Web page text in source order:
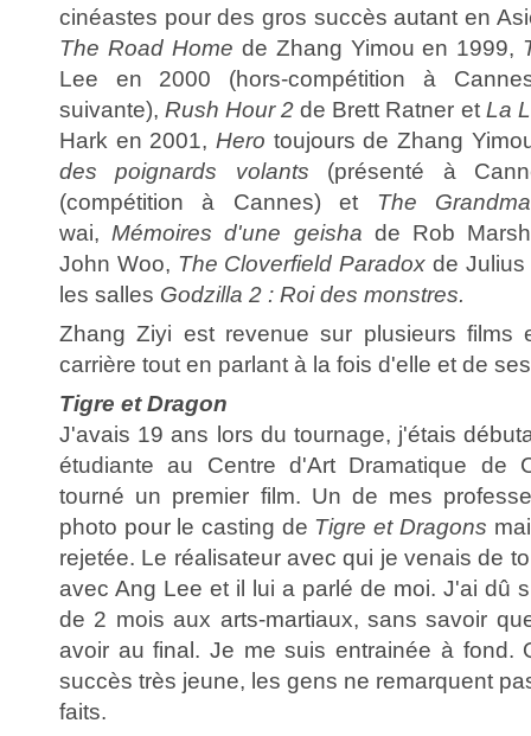
cinéastes pour des gros succès autant en
The Road Home de Zhang Yimou en 1999,
Lee en 2000 (hors-compétition à
suivante),Rush Hour 2 de Brett Ratner et La
Hark en 2001, Hero toujours de Zhang
des poignards volants (présenté à
(compétition à Cannes) et The
wai,Mémoires d'une geisha de Rob
John Woo, The Cloverfield Paradox de Julius
les salles Godzilla 2 : Roi des monstres.
Zhang Ziyi est revenue sur plusieurs films
carrière tout en parlant à la fois d'elle et de
Tigre et Dragon
J'avais 19 ans lors du tournage, j'étais
étudiante au Centre d'Art Dramatique de
tourné un premier film. Un de mes
photo pour le casting de Tigre et Dragons
rejetée. Le réalisateur avec qui je venais de
avec Ang Lee et il lui a parlé de moi. J'ai dû
de 2 mois aux arts-martiaux, sans savoir
avoir au final. Je me suis entrainée à fond.
succès très jeune, les gens ne remarquent
faits.